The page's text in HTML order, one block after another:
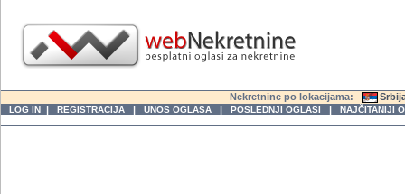
Nekretnine po lokacijama:
LOG IN | REGISTRACIJA | UNOS OGLASA | POSLEDNJI OGLASI | NAJČITANIJI